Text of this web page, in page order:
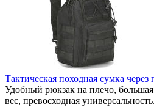
Тактическая походная сумка через
Удобный рюкзак на плечо,
вес, превосходная универсальность.